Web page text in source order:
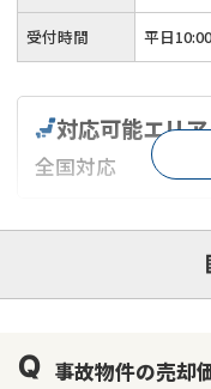
受付時間 平日
対応可能エリア
全国対応
対応が親身
事故物件の売却